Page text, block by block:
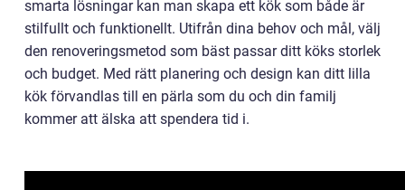
smarta lösningar kan man skapa ett kök som både är
stilfullt och funktionellt. Utifrån dina behov och mål, välj
den renoveringsmetod som bäst passar ditt köks storlek
och budget. Med rätt planering och design kan ditt lilla
kök förvandlas till en pärla som du och din familj
kommer att älska att spendera tid i.